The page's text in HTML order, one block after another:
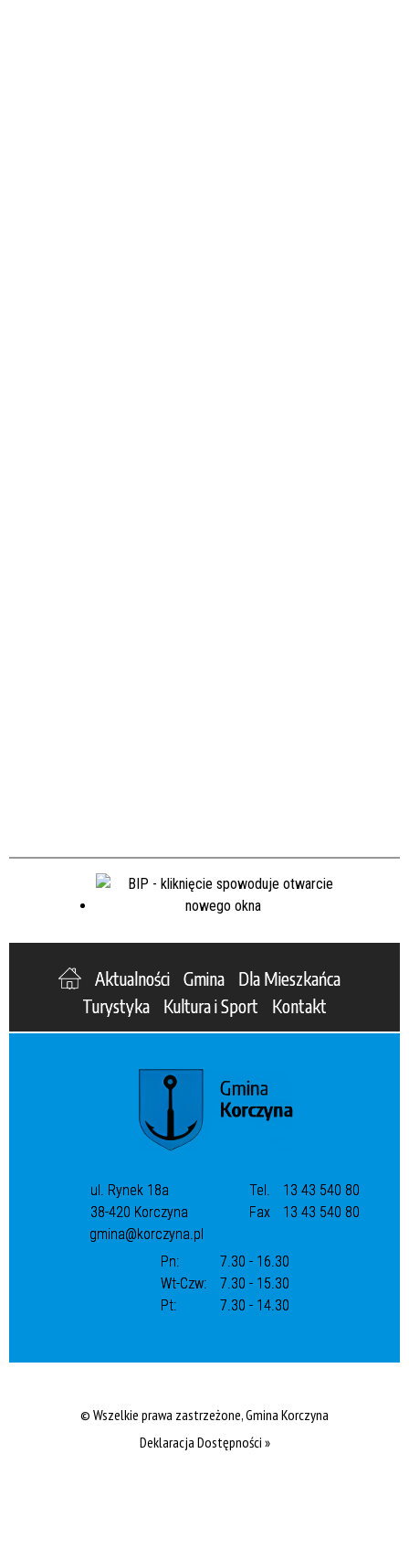
Aktualności Gmina
Dla Mieszkańca
Turystyka
Kultura i Sport Kontakt
ul. Rynek 18a
38-420 Korczyna
gmina@korczyna.pl
Tel.
13 43 540 80
Fax
13 43 540 80
Pn:
7.30 - 16.30
Wt-Czw:
7.30 - 15.30
Pt:
7.30 - 14.30
© Wszelkie prawa zastrzeżone, Gmina Korczyna
Deklaracja Dostępności »